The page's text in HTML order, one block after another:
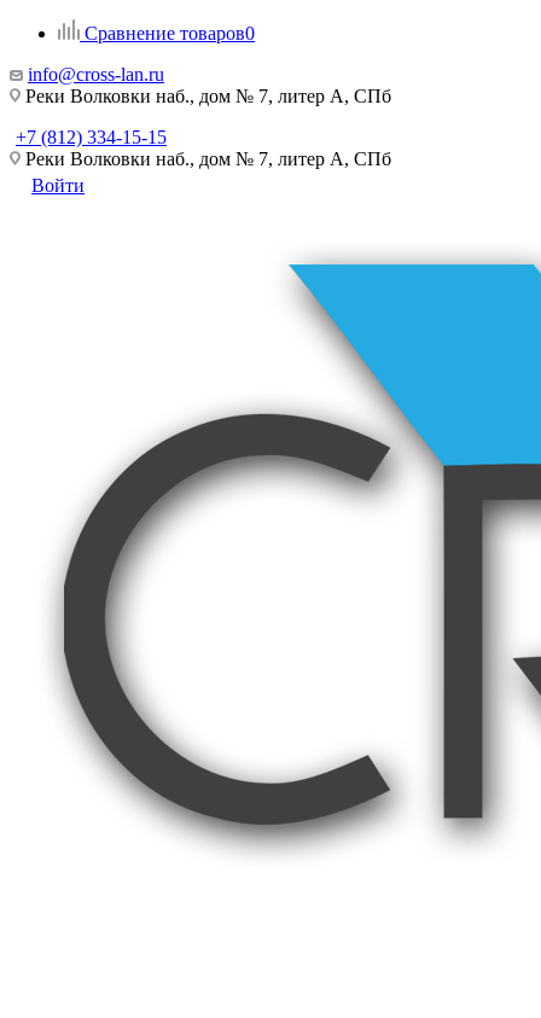
Сравнение товаров0
info@cross-lan.ru
Реки Волковки наб., дом № 7, литер А, СПб
+7 (812) 334-15-15
Реки Волковки наб., дом № 7, литер А, СПб
Войти